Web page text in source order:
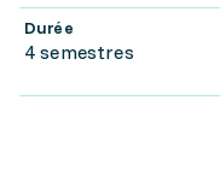
Durée
4 semestres